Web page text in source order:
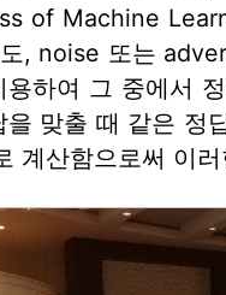
of Machine
, noise 또는
용하여 그 중에서
을 맞출 때 같은 정
계산함으로써 이